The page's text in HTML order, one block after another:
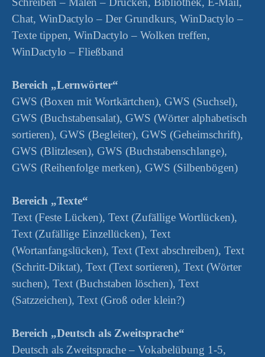
Chat, WinDactylo – Der Grundkurs, WinDactylo –
Texte tippen, WinDactylo – Wolken treffen,
WinDactylo – Fließband
Bereich „Lernwörter“
GWS (Boxen mit Wortkärtchen), GWS (Suchsel),
GWS (Buchstabensalat), GWS (Wörter alphabetisch
sortieren), GWS (Begleiter), GWS (Geheimschrift),
GWS (Blitzlesen), GWS (Buchstabenschlange),
GWS (Reihenfolge merken), GWS (Silbenbögen)
Bereich „Texte“
Text (Feste Lücken), Text (Zufällige Wortlücken),
Text (Zufällige Einzellücken), Text
(Wortanfangslücken), Text (Text abschreiben), Text
(Schritt-Diktat), Text (Text sortieren), Text (Wörter
suchen), Text (Buchstaben löschen), Text
(Satzzeichen), Text (Groß oder klein?)
Bereich „Deutsch als Zweitsprache“
Deutsch als Zweitsprache – Vokabelübung 1-5,